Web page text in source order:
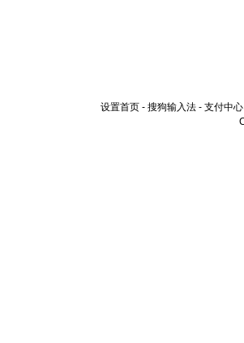
设置首页 - 搜狗输入法 - 支付中心